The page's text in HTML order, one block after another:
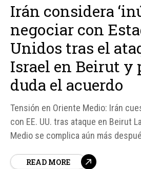
Irán considera
negociar con
Unidos tras el
Israel en Beirut y
duda el acuerdo
Tensión en Oriente Medio: Irán
con EE. UU. tras ataque en Beirut
Medio se complica aún más
sur de Beirut, lo que ha llevado a
READ MORE